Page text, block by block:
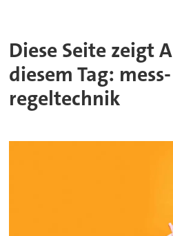
Diese Seite zeigt
diesem Tag:
regeltechnik